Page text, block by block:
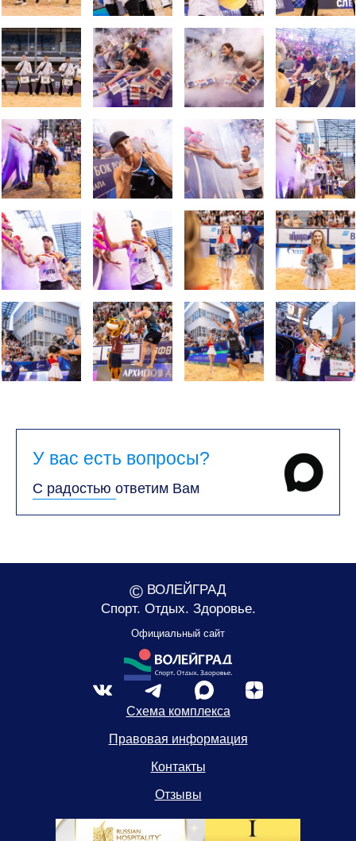
У вас есть вопросы?
С радостью ответим Вам
© ВОЛЕЙГРАД
Спорт. Отдых. Здоровье.
Официальный сайт
Схема комплекса
Правовая информация
Контакты
Отзывы